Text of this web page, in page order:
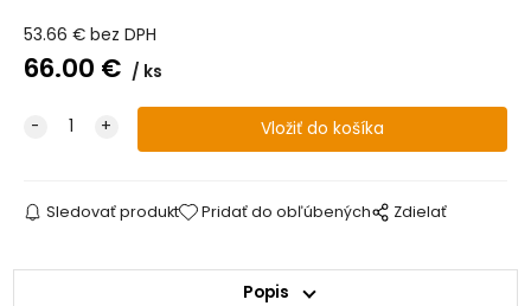
53.66 € bez DPH
66.00 € ks
Sledovať produkt Pridať do obľúbených Zdielať
Popis